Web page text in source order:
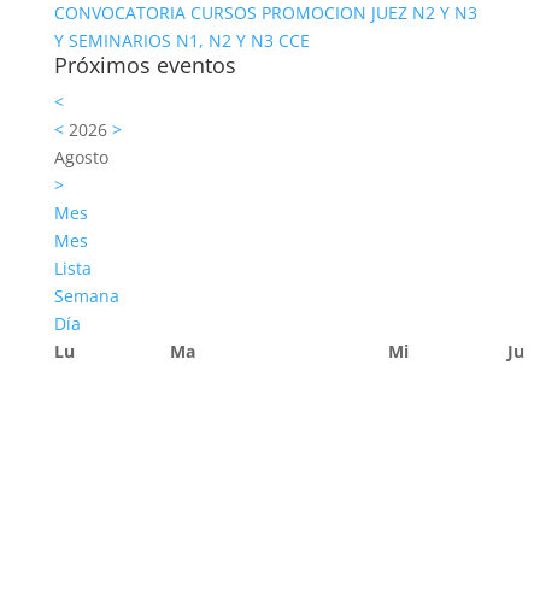
CONVOCATORIA CURSOS PROMOCION JUEZ N2 Y N3
Y SEMINARIOS N1, N2 Y N3 CCE
Próximos eventos
<
<2026 >
Agosto
>
Mes
Mes
Lista
Semana
Día
Lu
Ma Mi Ju